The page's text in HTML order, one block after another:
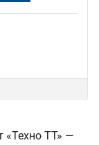
«Техно ТТ» —